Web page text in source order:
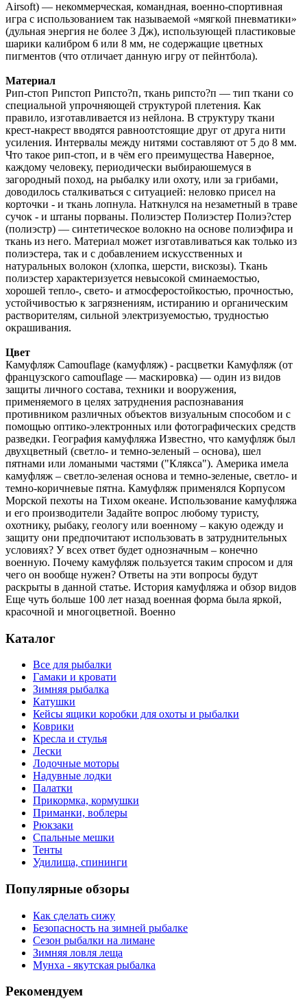
Airsoft) — некоммерческая, командная, военно-спортивная
игра с использованием так называемой «мягкой пневматики»
(дульная энергия не более 3 Дж), использующей пластиковые
шарики калибром 6 или 8 мм, не содержащие цветных
пигментов (что отличает данную игру от пейнтбола).
Материал
Рип-стоп Рипстоп Рипсто?п, ткань рипсто?п — тип ткани со
специальной упрочняющей структурой плетения. Как
правило, изготавливается из нейлона. В структуру ткани
крест-накрест вводятся равноотстоящие друг от друга нити
усиления. Интервалы между нитями составляют от 5 до 8 мм.
Что такое рип-стоп, и в чём его преимущества Наверное,
каждому человеку, периодически выбираюшемуся в
загородный поход, на рыбалку или охоту, или за грибами,
доводилось сталкиваться с ситуацией: неловко присел на
корточки - и ткань лопнула. Наткнулся на незаметный в траве
сучок - и штаны порваны. Полиэстер Полиэстер Полиэ?стер
(полиэстр) — синтетическое волокно на основе полиэфира и
ткань из него. Материал может изготавливаться как только из
полиэстера, так и с добавлением искусственных и
натуральных волокон (хлопка, шерсти, вискозы). Ткань
полиэстер характеризуется невысокой сминаемостью,
хорошей тепло-, свето- и атмосферостойкостью, прочностью,
устойчивостью к загрязнениям, истиранию и органическим
растворителям, сильной электризуемостью, трудностью
окрашивания.
Цвет
Камуфляж Camouflage (камуфляж) - расцветки Камуфляж (от
французского camouflage — маскировка) — один из видов
защиты личного состава, техники и вооружения,
применяемого в целях затруднения распознавания
противником различных объектов визуальным способом и с
помощью оптико-электронных или фотографических средств
разведки. География камуфляжа Известно, что камуфляж был
двухцветный (светло- и темно-зеленый – основа), шел
пятнами или ломаными частями ("Клякса"). Америка имела
камуфляж – светло-зеленая основа и темно-зеленые, светло- и
темно-коричневые пятна. Камуфляж применялся Корпусом
Морской пехоты на Тихом океане. Использование камуфляжа
и его производители Задайте вопрос любому туристу,
охотнику, рыбаку, геологу или военному – какую одежду и
защиту они предпочитают использовать в затруднительных
условиях? У всех ответ будет однозначным – конечно
военную. Почему камуфляж пользуется таким спросом и для
чего он вообще нужен? Ответы на эти вопросы будут
раскрыты в данной статье. История камуфляжа и обзор видов
Еще чуть больше 100 лет назад военная форма была яркой,
красочной и многоцветной. Военно
Каталог
Все для рыбалки
Гамаки и кровати
Зимняя рыбалка
Катушки
Кейсы ящики коробки для охоты и рыбалки
Коврики
Кресла и стулья
Лески
Лодочные моторы
Надувные лодки
Палатки
Прикормка, кормушки
Приманки, воблеры
Рюкзаки
Спальные мешки
Тенты
Удилища, спининги
Популярные обзоры
Как сделать сижу
Безопасность на зимней рыбалке
Сезон рыбалки на лимане
Зимняя ловля леща
Мунха - якутская рыбалка
Рекомендуем